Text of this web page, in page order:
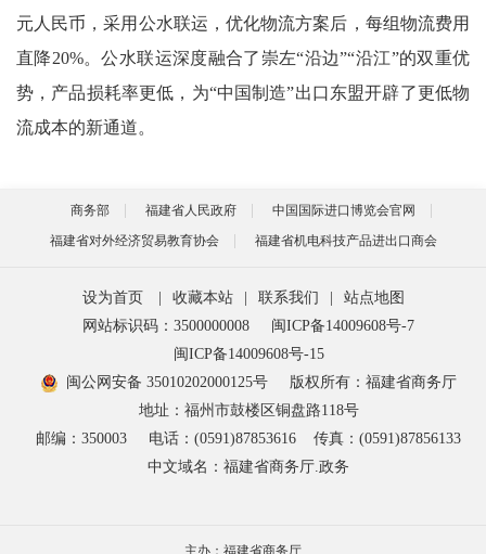
元人民币，采用公水联运，优化物流方案后，每组物流费用
直降20%。公水联运深度融合了崇左“沿边”“沿江”的双重优
势，产品损耗率更低，为“中国制造”出口东盟开辟了更低物
流成本的新通道。
商务部 福建省人民政府
中国国际进口博览会官网
福建省对外经济贸易教育协会
福建省机电科技产品进出口商会
设为首页 收藏本站 联系我们
站点地图
网站标识码：3500000008
闽ICP备14009608号-7
闽ICP备14009608号-15
闽公网安备 35010202000125号
版权所有：福建省商务厅
地址：福州市鼓楼区铜盘路118号
邮编：350003
电话：(0591)87853616
传真：(0591)87856133
中文域名：福建省商务厅.政务
主办：福建省商务厅